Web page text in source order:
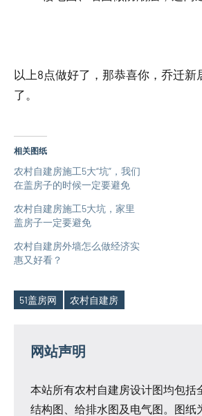
以上8点做好了，那恭喜你，乔迁新
了。
相关图纸
农村自建房施工5大“坑”，我们
在盖房子的时候一定要避免
农村自建房施工5大坑，家里
盖房子一定要避免
农村自建房外墙怎么做经济实
惠又好看？
Tags
51盖房网 农村自建房
网站声明
本站所有农村自建房设计图均包括
结构图、给排水图及电气图。图纸